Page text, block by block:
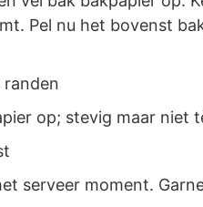
Pel nu het bovenst
randen
op; stevig maar niet
serveer moment.